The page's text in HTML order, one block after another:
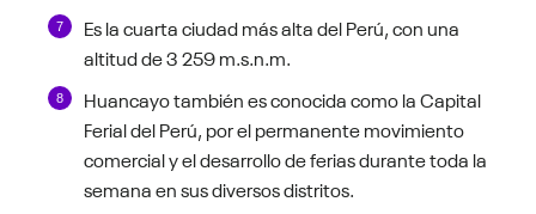
Es la cuarta ciudad más alta del Perú, con una
altitud de 3 259 m.s.n.m.
Huancayo también es conocida como la Capital
Ferial del Perú, por el permanente movimiento
comercial y el desarrollo de ferias durante toda la
semana en sus diversos distritos.